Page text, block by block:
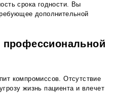
срока годности. Вы
дополнительной
компромиссов. Отсутствие
жизнь пациента и влечет